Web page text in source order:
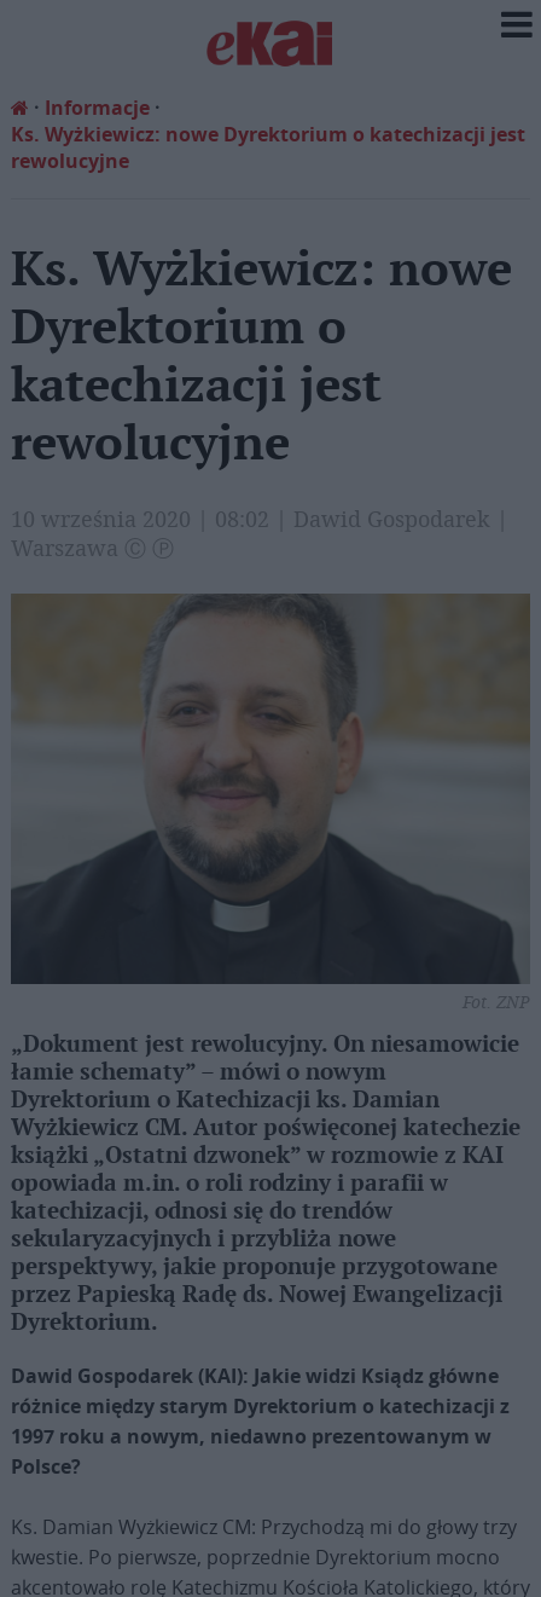
Informacje
Ks. Wyżkiewicz: nowe Dyrektorium o katechizacji jest
rewolucyjne
Ks. Wyżkiewicz: nowe
Dyrektorium o
katechizacji jest
rewolucyjne
10 września 2020 | 08:02 | Dawid Gospodarek |
Warszawa Ⓒ Ⓟ
Fot. ZNP
„Dokument jest rewolucyjny. On niesamowicie
łamie schematy” – mówi o nowym
Dyrektorium o Katechizacji ks. Damian
Wyżkiewicz CM. Autor poświęconej katechezie
książki „Ostatni dzwonek” w rozmowie z KAI
opowiada m.in. o roli rodziny i parafii w
katechizacji, odnosi się do trendów
sekularyzacyjnych i przybliża nowe
perspektywy, jakie proponuje przygotowane
przez Papieską Radę ds. Nowej Ewangelizacji
Dyrektorium.
Dawid Gospodarek (KAI): Jakie widzi Ksiądz główne
różnice między starym Dyrektorium o katechizacji z
1997 roku a nowym, niedawno prezentowanym w
Polsce?
Ks. Damian Wyżkiewicz CM: Przychodzą mi do głowy trzy
kwestie. Po pierwsze, poprzednie Dyrektorium mocno
akcentowało rolę Katechizmu Kościoła Katolickiego, który